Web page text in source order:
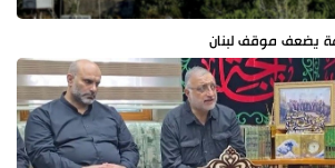
يضعف موقف لبنان